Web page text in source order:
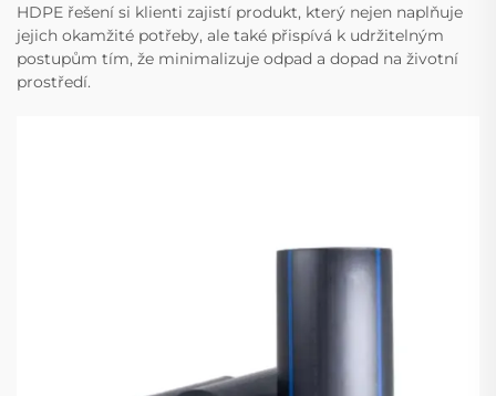
HDPE řešení si klienti zajistí produkt, který nejen naplňuje
jejich okamžité potřeby, ale také přispívá k udržitelným
postupům tím, že minimalizuje odpad a dopad na životní
prostředí.